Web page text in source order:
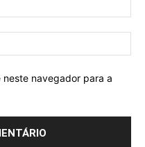
neste navegador para a